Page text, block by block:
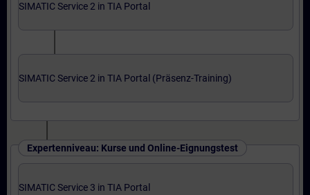
SIMATIC Service 2 in TIA Portal
SIMATIC Service 2 in TIA Portal (Präsenz-Training)
Expertenniveau: Kurse und Online-Eignungstest
SIMATIC Service 3 in TIA Portal